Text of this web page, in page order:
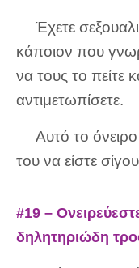
Έχετε
κάποιον που
να τους το πείτε
αντιμετωπίσετε.
Αυτό το
του να είστε
#19 –
δηλητηριώδη